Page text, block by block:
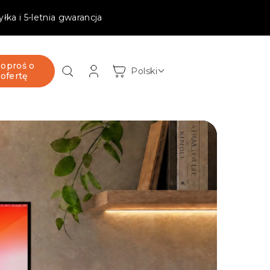
i 5-letnia gwarancja
o
ofertę
Zaloguj
KoszykPolski